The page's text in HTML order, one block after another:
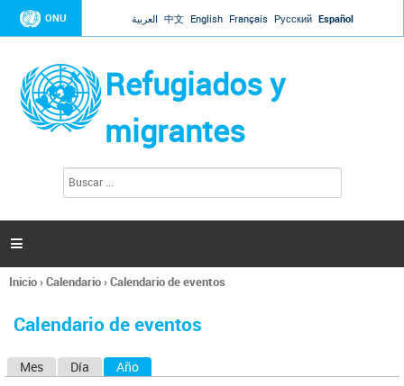
Jump to navigation
ONU العربية 中文 English Français Русский Español
Refugiados y
migrantes
l
s

Se
usted
Inicio›Calendario›Calendario de eventos
Calendario de eventos
Mes Día Año